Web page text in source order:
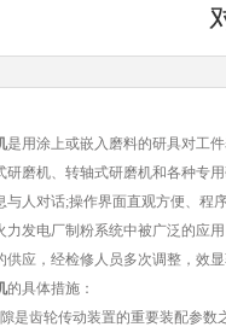
是用涂上或嵌入磨料的研具对工
研磨机、转轴式研磨机和各种专
与人对话;操作界面直观方便、程
电厂制粉系统中被广泛的应用
应，经检修人员多次调整，效显
的具体措施：
齿轮传动装置的重要装配参数之